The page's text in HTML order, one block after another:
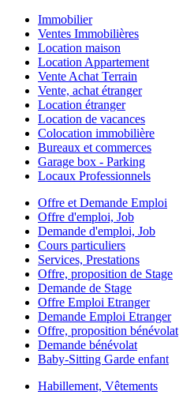
Immobilier
Ventes Immobilières
Location maison
Location Appartement
Vente Achat Terrain
Vente, achat étranger
Location étranger
Location de vacances
Colocation immobilière
Bureaux et commerces
Garage box - Parking
Locaux Professionnels
Offre et Demande Emploi
Offre d'emploi, Job
Demande d'emploi, Job
Cours particuliers
Services, Prestations
Offre, proposition de Stage
Demande de Stage
Offre Emploi Etranger
Demande Emploi Etranger
Offre, proposition bénévolat
Demande bénévolat
Baby-Sitting Garde enfant
Habillement, Vêtements